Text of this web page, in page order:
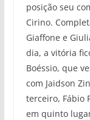
posição seu
Cirino.
Giaffone e
dia, a vitória
Boéssio, que
com Jaidson
terceiro, Fábio
em quinto